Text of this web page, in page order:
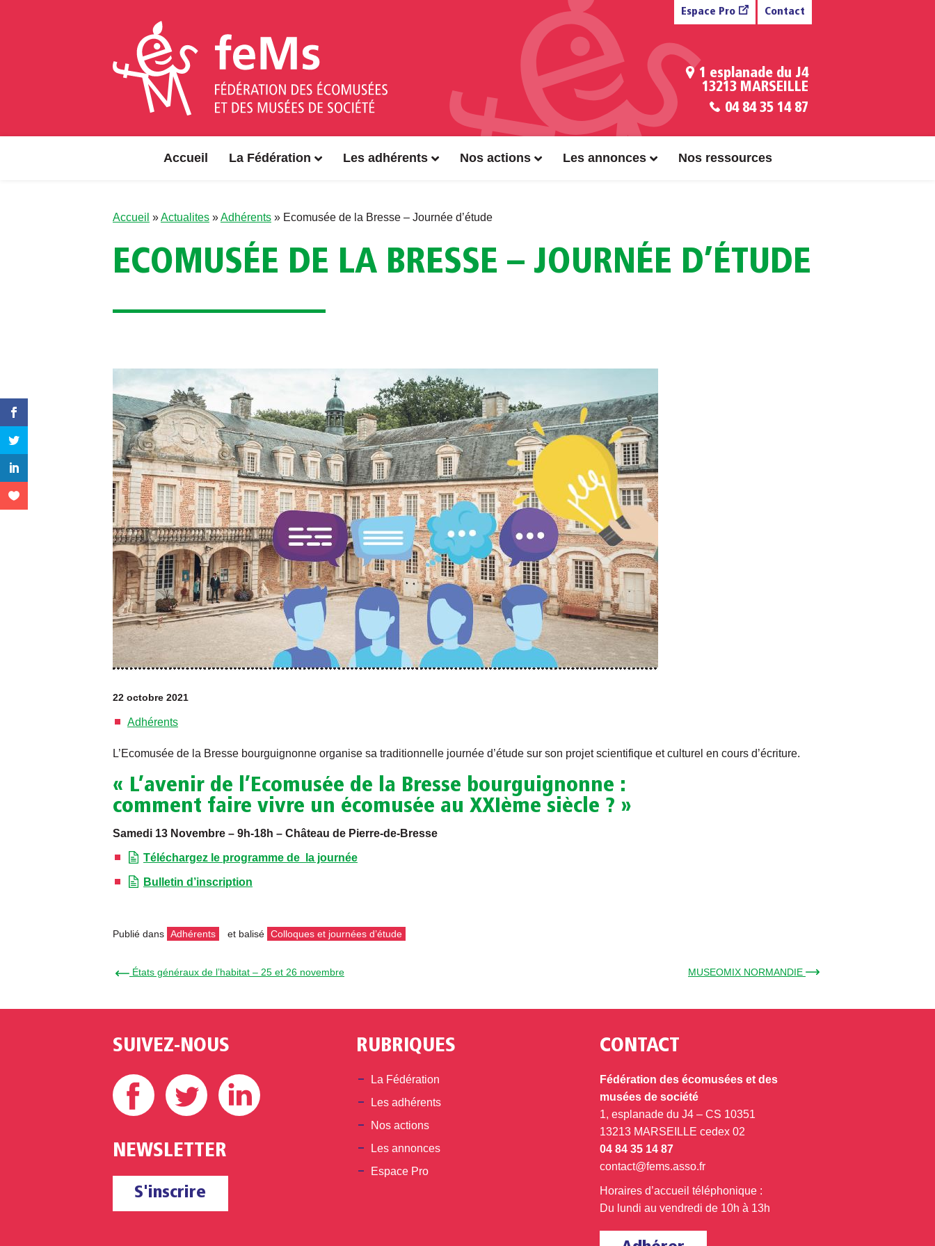
Espace Pro Contact
1 esplanade du J4
13213 MARSEILLE
04 84 35 14 87
Accueil La Fédération Les adhérents Nos actions Les annonces Nos ressources
Accueil »Actualites »Adhérents » Ecomusée de la Bresse – Journée d’étude
ECOMUSÉE DE LA BRESSE – JOURNÉE D’ÉTUDE
22 octobre 2021
Adhérents
L’Ecomusée de la Bresse bourguignonne organise sa traditionnelle journée d’étude sur son projet scientifique et culturel en cours d’écriture.
« L’avenir de l’Ecomusée de la Bresse bourguignonne :
comment faire vivre un écomusée au XXIème siècle ? »
Samedi 13 Novembre – 9h-18h – Château de Pierre-de-Bresse
Téléchargez le programme de la journée
Bulletin d’inscription
Publié dans Adhérents et balisé Colloques et journées d’étude
← États généraux de l’habitat – 25 et 26 novembre MUSEOMIX NORMANDIE →
SUIVEZ-NOUS
Facebook Twitter
NEWSLETTER
S'inscrire
RUBRIQUES
La Fédération
Les adhérents
Nos actions
Les annonces
Espace Pro
CONTACT
Fédération des écomusées et des
musées de société
1, esplanade du J4 – CS 10351
13213 MARSEILLE cedex 02
04 84 35 14 87
contact@fems.asso.fr
Horaires d’accueil téléphonique :
Du lundi au vendredi de 10h à 13h